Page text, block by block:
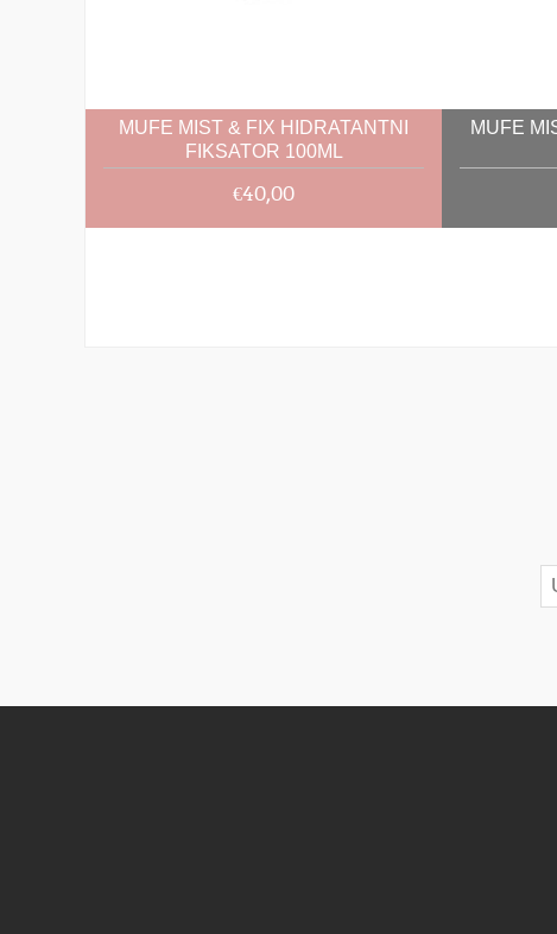
MUFE MIST & FIX HIDRATANTNI
FIKSATOR 100ML
€40,00
MUFE